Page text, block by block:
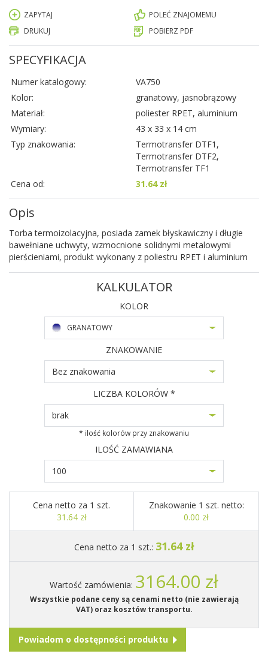
ZAPYTAJ
POLEĆ ZNAJOMEMU
DRUKUJ
POBIERZ PDF
SPECYFIKACJA
Numer katalogowy:
VA750
Kolor:
granatowy, jasnobrązowy
Materiał:
poliester RPET, aluminium
Wymiary:
43 x 33 x 14 cm
Typ znakowania:
Termotransfer DTF1,
Termotransfer DTF2,
Termotransfer TF1
Cena od:
31.64 zł
Opis
Torba termoizolacyjna, posiada zamek błyskawiczny i długie
bawełniane uchwyty, wzmocnione solidnymi metalowymi
pierścieniami, produkt wykonany z poliestru RPET i aluminium
KALKULATOR
KOLOR
GRANATOWY
ZNAKOWANIE
Bez znakowania
LICZBA KOLORÓW *
brak
* ilość kolorów przy znakowaniu
ILOŚĆ ZAMAWIANA
100
Cena netto za 1 szt.
31.64 zł
Znakowanie 1 szt. netto:
0.00 zł
Cena netto za 1 szt.: 31.64 zł
Wartość zamówienia: 3164.00 zł
Wszystkie podane ceny są cenami netto (nie zawierają
VAT) oraz kosztów transportu.
Powiadom o dostępności produktu